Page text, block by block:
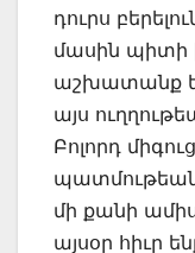
դուրս
մասին պիտի
աշխատանք
այս
Բոլորդ
պատմութեան
մի քանի
այսօր հիւր